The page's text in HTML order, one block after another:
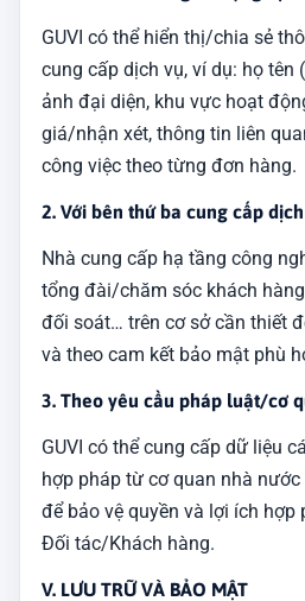
GUVI có thể hiển thị/chia sẻ
cung cấp dịch vụ, ví dụ: họ tên
ảnh đại diện, khu vực hoạt
giá/nhận xét, thông tin liên
công việc theo từng đơn hàng.
2. Với bên thứ ba cung cấp
Nhà cung cấp hạ tầng công
tổng đài/chăm sóc khách
đối soát… trên cơ sở cần thiết
và theo cam kết bảo mật phù
3. Theo yêu cầu pháp luật/cơ
GUVI có thể cung cấp dữ liệu
hợp pháp từ cơ quan nhà
để bảo vệ quyền và lợi ích hợp
Đối tác/Khách hàng.
V. LƯU TRỮ VÀ BẢO MẬT